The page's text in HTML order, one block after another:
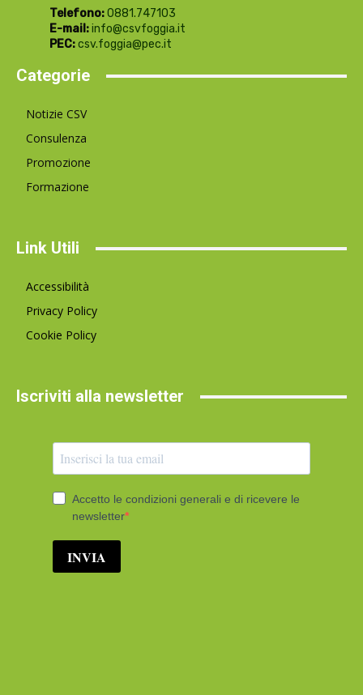
Telefono:0881.747103
E-mail:info@csvfoggia.it
PEC:csv.foggia@pec.it
Categorie
Notizie CSV
Consulenza
Promozione
Formazione
Link Utili
Accessibilità
Privacy Policy
Cookie Policy
Iscriviti alla newsletter